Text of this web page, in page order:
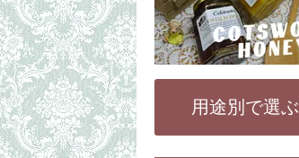
用途別で選ぶ